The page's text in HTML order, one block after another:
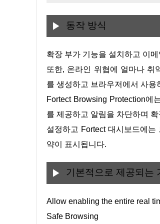
동작 방식
확장 부가 기능을 설치하고
또한, 온라인 위협에 얼마나 취
를 생성하고 브라우저에서 사
Fortect Browsing Protection에
를 제공하고 알림을 차단하며
설정하고 Fortect 대시보드에
약이 표시됩니다.
기본적으로 제공되는
Allow enabling the entire real
Safe Browsing